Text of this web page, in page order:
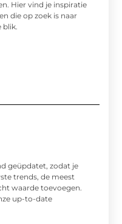
Hier vind je inspiratie
die op zoek is naar
blik.
geüpdatet, zodat je
trends, de meest
waarde toevoegen.
up-to-date